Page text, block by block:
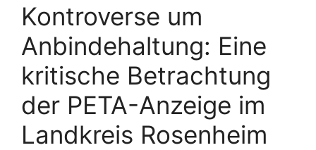
Kontroverse um
Anbindehaltung: Eine
kritische Betrachtung
der PETA-Anzeige im
Landkreis Rosenheim